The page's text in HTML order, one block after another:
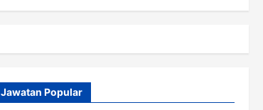
Jawatan Popular